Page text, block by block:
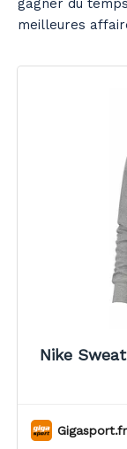
gagner du
meilleures
Nike
Gigasport.fr